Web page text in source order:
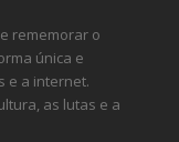
rememorar o
única e
e a internet.
as lutas e a